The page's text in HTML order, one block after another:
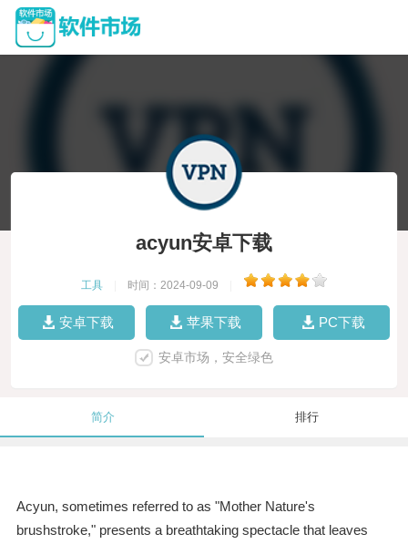
acyun安卓下载
工具 时间：2024-09-09
安卓下载 苹果下载 PC下载
安卓市场，安全绿色
简介 排行
Acyun, sometimes referred to as "Mother Nature's
brushstroke," presents a breathtaking spectacle that leaves